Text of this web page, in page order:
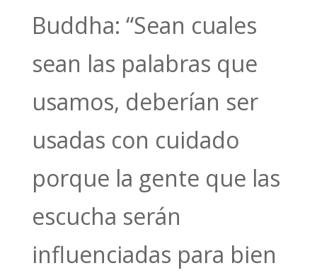
Buddha: “Sean cuales
sean las palabras que
usamos, deberían ser
usadas con cuidado
porque la gente que las
escucha serán
influenciadas para bien